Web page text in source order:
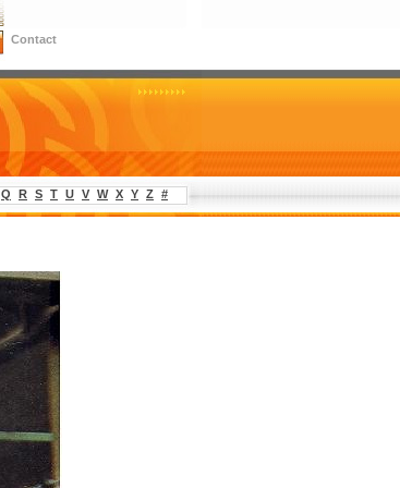
Contact
Q R S T U V W X Y Z #